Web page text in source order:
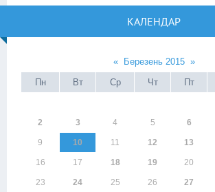
КАЛЕНДАР
« Березень 2015 »
Пн
Вт Ср Чт Пт
2 3 4 5 6
9 10 11 12 13
16 17 18 19 20
23 24 25 26 27